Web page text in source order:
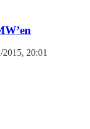
2015, 20:01